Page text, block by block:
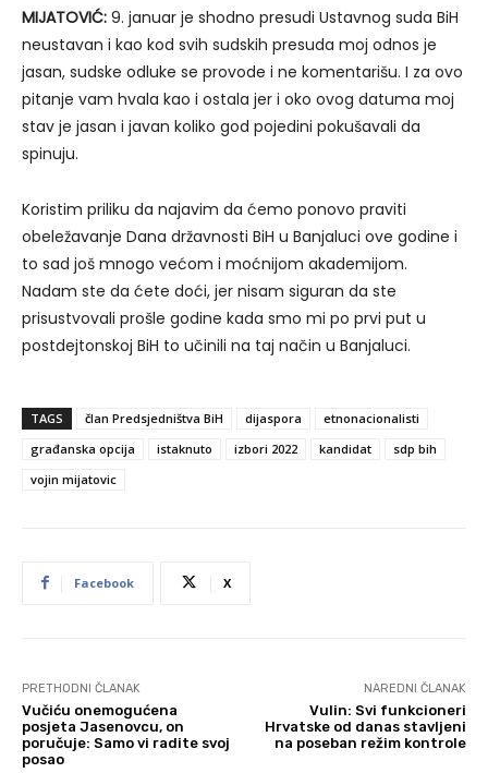
MIJATOVIĆ: 9. januar je shodno presudi Ustavnog suda BiH
neustavan i kao kod svih sudskih presuda moj odnos je
jasan, sudske odluke se provode i ne komentarišu. I za ovo
pitanje vam hvala kao i ostala jer i oko ovog datuma moj
stav je jasan i javan koliko god pojedini pokušavali da
spinuju.
Koristim priliku da najavim da ćemo ponovo praviti
obeležavanje Dana državnosti BiH u Banjaluci ove godine i
to sad još mnogo većom i moćnijom akademijom.
Nadam ste da ćete doći, jer nisam siguran da ste
prisustvovali prošle godine kada smo mi po prvi put u
postdejtonskoj BiH to učinili na taj način u Banjaluci.
TAGS član Predsjedništva BiH dijaspora
etnonacionalisti
građanska opcija
istaknuto izbori 2022 kandidat
sdp bih
vojin mijatovic
Facebook X
PRETHODNI ČLANAK
Vučiću onemogućena
posjeta Jasenovcu, on
poručuje: Samo vi radite svoj
posao
NAREDNI ČLANAK
Vulin: Svi funkcioneri
Hrvatske od danas stavljeni
na poseban režim kontrole